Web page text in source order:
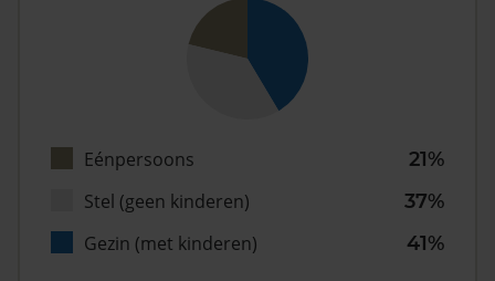
Eénpersoons
21%
Stel (geen kinderen)
37%
Gezin (met kinderen)
41%